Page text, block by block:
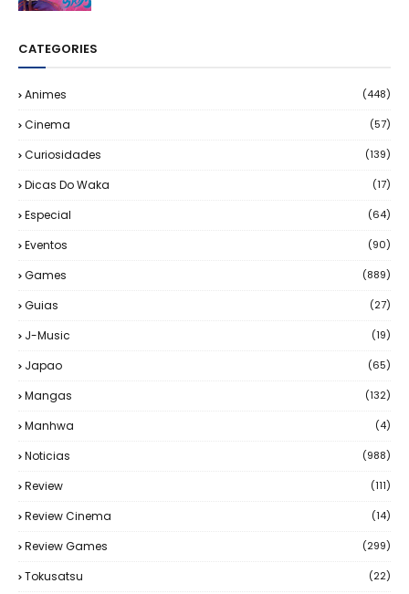
CATEGORIES
Animes (448)
Cinema (57)
Curiosidades (139)
Dicas Do Waka (17)
Especial (64)
Eventos (90)
Games (889)
Guias (27)
J-Music (19)
Japao (65)
Mangas (132)
Manhwa (4)
Noticias (988)
Review (111)
Review Cinema (14)
Review Games (299)
Tokusatsu (22)